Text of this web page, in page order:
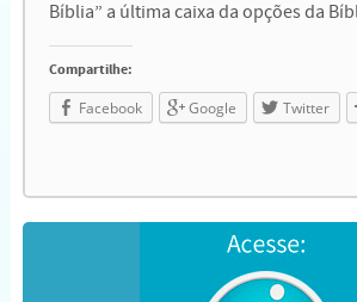
Bíblia” a última caixa da opções da
Compartilhe:
Facebook Google Twitter